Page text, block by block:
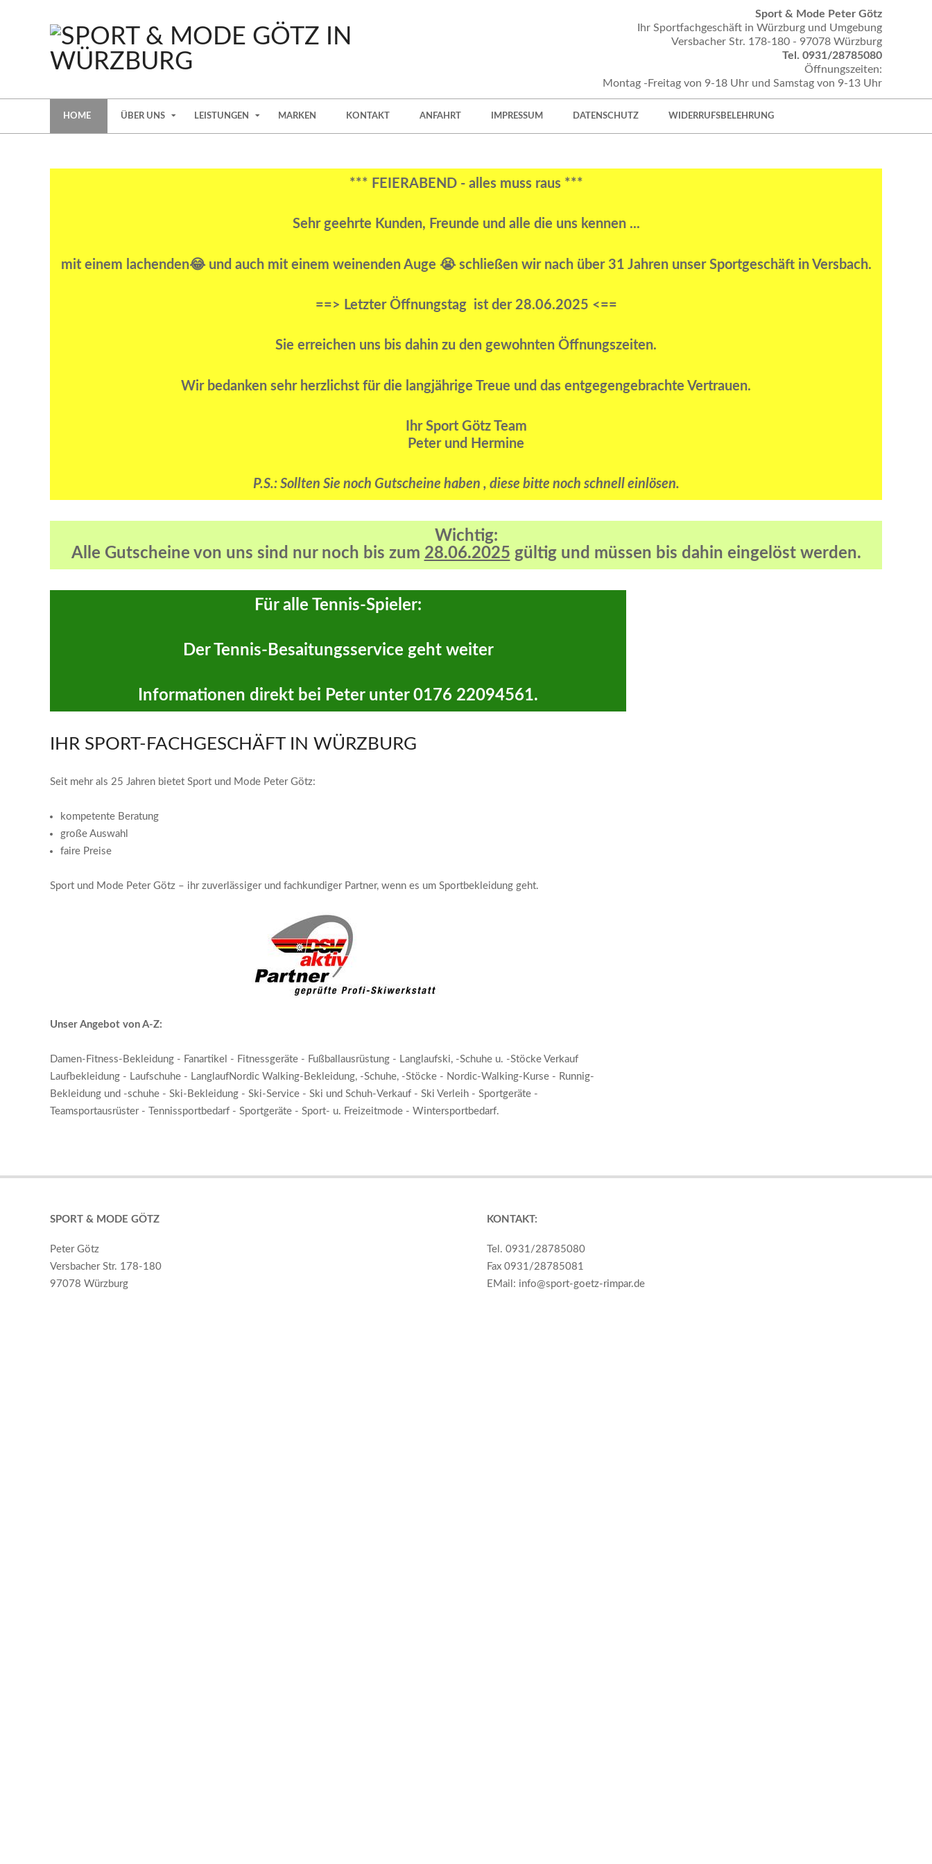
UND
MODE
Sport & Mode Peter Götz
Ihr Sportfachgeschäft in Würzburg und Umgebung
Versbacher Str. 178-180 - 97078 Würzburg
Tel. 0931/28785080
Öffnungszeiten:
Montag -Freitag von 9-18 Uhr und Samstag von 9-13 Uhr
HOME ÜBER UNS LEISTUNGEN MARKEN KONTAKT ANFAHRT IMPRESSUM DATENSCHUTZ WIDERRUFSBELEHRUNG
*** FEIERABEND - alles muss raus ***
Sehr geehrte Kunden, Freunde und alle die uns kennen ...
mit einem lachenden😂 und auch mit einem weinenden Auge 😭 schließen wir nach über 31 Jahren unser Sportgeschäft in Versbach.
==> Letzter Öffnungstag ist der 28.06.2025 <==
Sie erreichen uns bis dahin zu den gewohnten Öffnungszeiten.
Wir bedanken sehr herzlichst für die langjährige Treue und das entgegengebrachte Vertrauen.
Ihr Sport Götz Team
Peter und Hermine
P.S.: Sollten Sie noch Gutscheine haben , diese bitte noch schnell einlösen.
Wichtig:
Alle Gutscheine von uns sind nur noch bis zum 28.06.2025 gültig und müssen bis dahin eingelöst werden.
Für alle Tennis-Spieler:
Der Tennis-Besaitungsservice geht weiter
Informationen direkt bei Peter unter 0176 22094561.
IHR SPORT-FACHGESCHÄFT IN WÜRZBURG
Seit mehr als 25 Jahren bietet Sport und Mode Peter Götz:
kompetente Beratung
große Auswahl
faire Preise
Sport und Mode Peter Götz – ihr zuverlässiger und fachkundiger Partner, wenn es um Sportbekleidung geht.
Unser Angebot von A-Z:
Damen-Fitness-Bekleidung - Fanartikel - Fitnessgeräte - Fußballausrüstung - Langlaufski, -Schuhe u. -Stöcke Verkauf
Laufbekleidung - Laufschuhe - LanglaufNordic Walking-Bekleidung, -Schuhe, -Stöcke - Nordic-Walking-Kurse - Runnig-
Bekleidung und -schuhe - Ski-Bekleidung - Ski-Service - Ski und Schuh-Verkauf - Ski Verleih - Sportgeräte -
Teamsportausrüster - Tennissportbedarf - Sportgeräte - Sport- u. Freizeitmode - Wintersportbedarf.
SPORT & MODE GÖTZ
Peter Götz
Versbacher Str. 178-180
97078 Würzburg
KONTAKT:
Tel. 0931/28785080
Fax 0931/28785081
EMail: info@sport-goetz-rimpar.de